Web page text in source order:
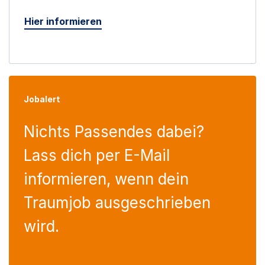
Hier informieren
Jobalert
Nichts Passendes dabei?
Lass dich per E-Mail
informieren, wenn dein
Traumjob ausgeschrieben
wird.